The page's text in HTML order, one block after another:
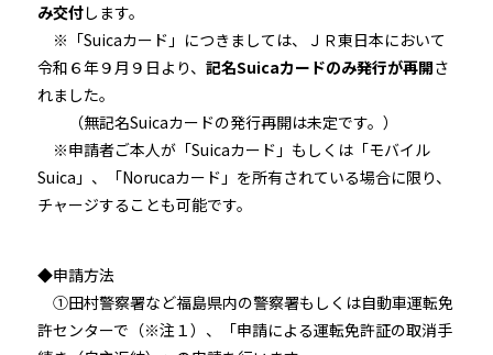
み交付します。
※「Suicaカード」につきましては、ＪＲ東日本において
令和６年９月９日より、 記名Suicaカードのみ発行が再開さ
れました。
（無記名Suicaカードの発行再開は未定です。）
※申請者ご本人が「Suicaカード」もしくは「モバイル
Suica」、「Norucaカード」を所有されている場合に限り、
チャージすることも可能です。
◆申請方法
①田村警察署など福島県内の警察署もしくは自動車運転免
許センターで（※注１）、「申請による運転免許証の取消手